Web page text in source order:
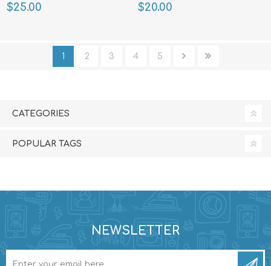
$25.00 $20.00
1 2 3 4 5
CATEGORIES
POPULAR TAGS
NEWSLETTER